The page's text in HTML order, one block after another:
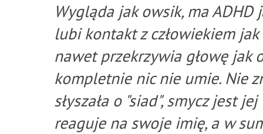
Wygląda jak owsik, ma
lubi kontakt z człowiekiem
nawet przekrzywia głowę
kompletnie nic nie umie. Nie
słyszała o "siad", smycz jest
reaguje na swoje imię, a w